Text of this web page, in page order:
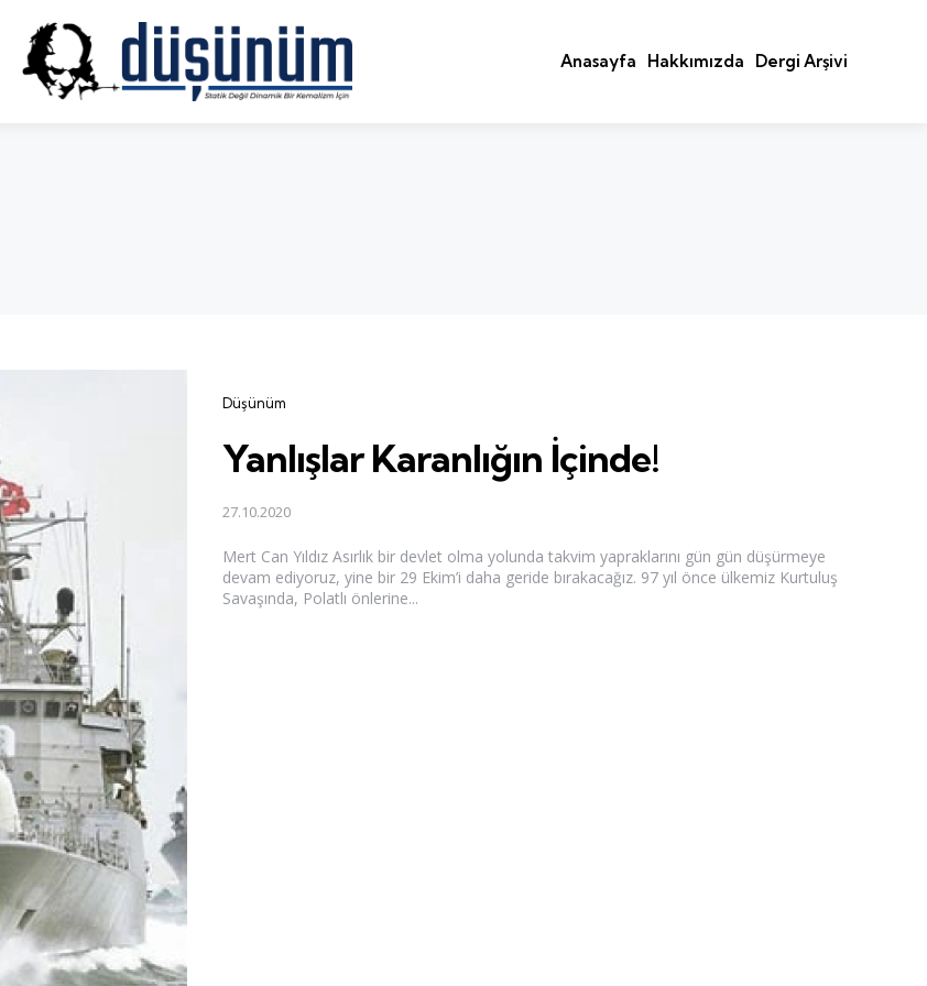
Anasayfa Hakkımızda Dergi Arşivi
Categories
Düşünüm
Yanlışlar Karanlığın İçinde!
27.10.2020
Mert Can Yıldız Asırlık bir devlet olma yolunda takvim yapraklarını gün gün düşürmeye
devam ediyoruz, yine bir 29 Ekim’i daha geride bırakacağız. 97 yıl önce ülkemiz Kurtuluş
Savaşında, Polatlı önlerine...